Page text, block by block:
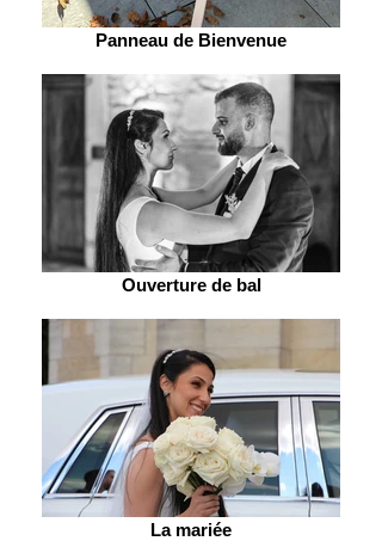
Panneau de Bienvenue
Ouverture de bal
La mariée